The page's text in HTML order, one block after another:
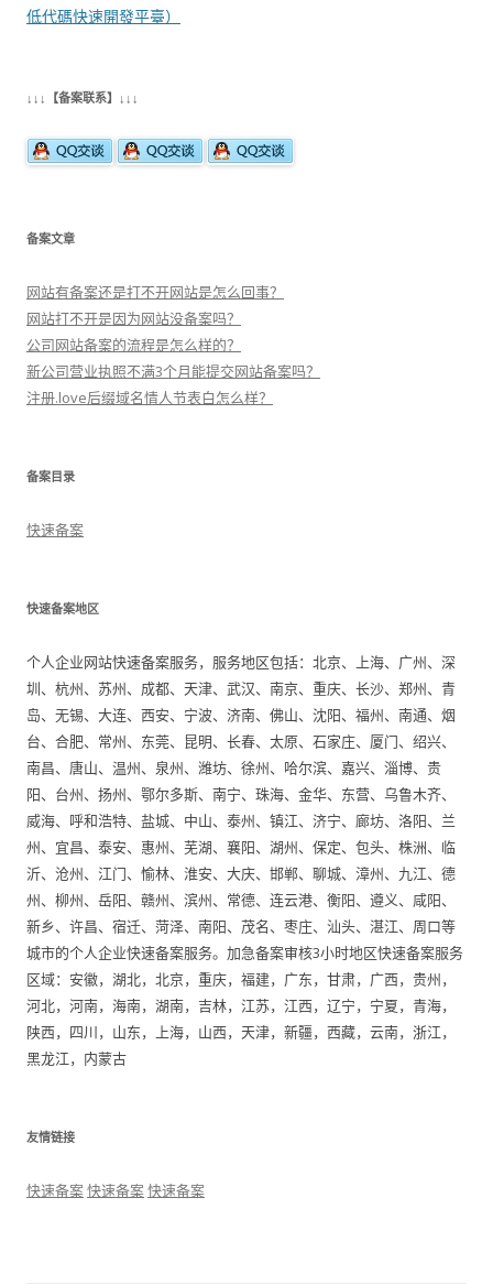
章
低代碼快速開發平臺）
↓↓↓【备案联系】↓↓↓
备案文章
网站有备案还是打不开网站是怎么回事？
网站打不开是因为网站没备案吗？
公司网站备案的流程是怎么样的？
新公司营业执照不满3个月能提交网站备案吗？
注册.love后缀域名情人节表白怎么样？
备案目录
快速备案
快速备案地区
个人企业网站快速备案服务，服务地区包括：北京、上海、广州、深
圳、杭州、苏州、成都、天津、武汉、南京、重庆、长沙、郑州、青
岛、无锡、大连、西安、宁波、济南、佛山、沈阳、福州、南通、烟
台、合肥、常州、东莞、昆明、长春、太原、石家庄、厦门、绍兴、
南昌、唐山、温州、泉州、潍坊、徐州、哈尔滨、嘉兴、淄博、贵
阳、台州、扬州、鄂尔多斯、南宁、珠海、金华、东营、乌鲁木齐、
威海、呼和浩特、盐城、中山、泰州、镇江、济宁、廊坊、洛阳、兰
州、宜昌、泰安、惠州、芜湖、襄阳、湖州、保定、包头、株洲、临
沂、沧州、江门、愉林、淮安、大庆、邯郸、聊城、漳州、九江、德
州、柳州、岳阳、赣州、滨州、常德、连云港、衡阳、遵义、咸阳、
新乡、许昌、宿迁、菏泽、南阳、茂名、枣庄、汕头、湛江、周口等
城市的个人企业快速备案服务。加急备案审核3小时地区快速备案服务
区域：安徽，湖北，北京，重庆，福建，广东，甘肃，广西，贵州，
河北，河南，海南，湖南，吉林，江苏，江西，辽宁，宁夏，青海，
陕西，四川，山东，上海，山西，天津，新疆，西藏，云南，浙江，
黑龙江，内蒙古
友情链接
快速备案快速备案快速备案